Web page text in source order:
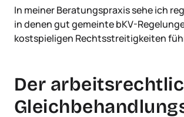
In meiner Beratungspraxis sehe ich
in denen gut gemeinte bKV-
kostspieligen Rechtsstreitigkeiten
Der